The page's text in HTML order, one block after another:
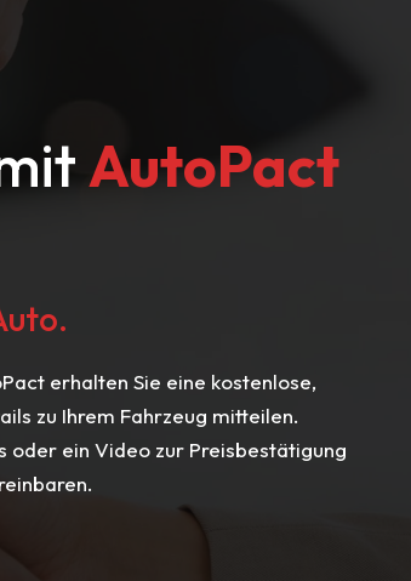
AutoPact
erhalten Sie eine kostenlose,
zu Ihrem Fahrzeug mitteilen.
oder ein Video zur Preisbestätigung